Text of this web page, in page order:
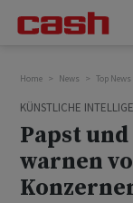
Home News Top News
KÜNSTLICHE
Papst
warnen